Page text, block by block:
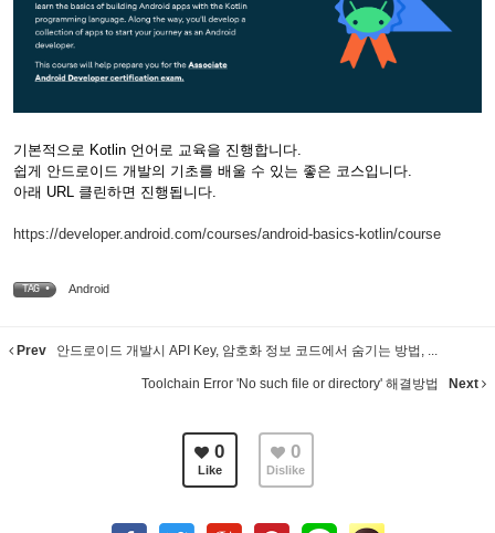
기본적으로 Kotlin 언어로 교육을 진행합니다.
쉽게 안드로이드 개발의 기초를 배울 수 있는 좋은 코스입니다.
아래 URL 클린하면 진행됩니다.
https://developer.android.com/courses/android-basics-kotlin/course
TAG • Android
Prev 안드로이드 개발시 API Key, 암호화 정보 코드에서 숨기는 방법, ...
Toolchain Error 'No such file or directory' 해결방법 Next
0
Like
0
Dislike